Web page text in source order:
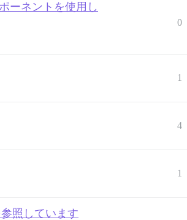
ーネントを使用し
0
1
4
1
照しています